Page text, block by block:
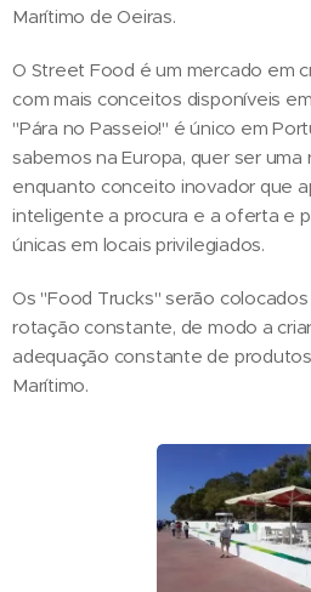
Marítimo de Oeiras.
O Street Food é um mercado em
com mais conceitos disponíveis
"Pára no Passeio!" é único em
sabemos na Europa, quer ser
enquanto conceito inovador que
inteligente a procura e a oferta e
únicas em locais privilegiados.
Os "Food Trucks" serão
rotação constante, de modo a
adequação constante de
Marítimo.